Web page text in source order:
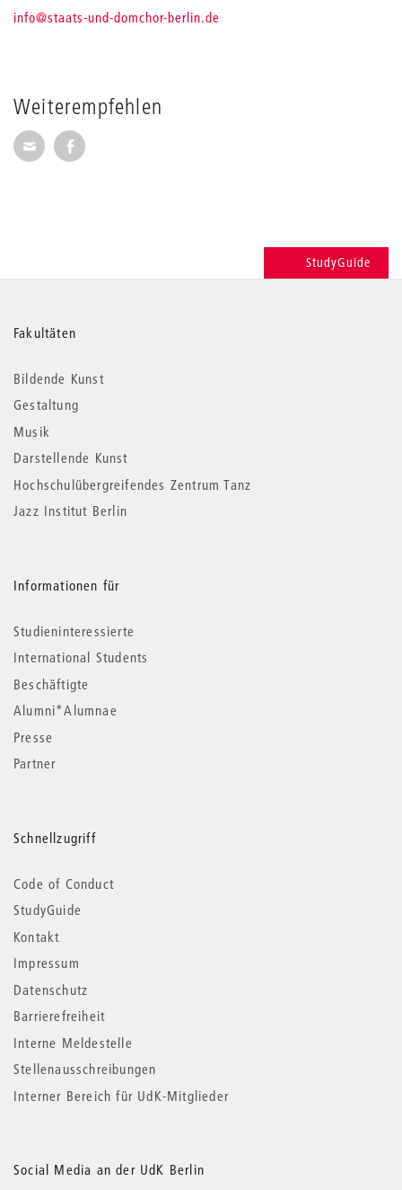
Weiterempfehlen
Seite per E-Mail weiterempfehlen
Seite auf Facebook weiterempfehlen
info_
@staats-und-domchor-berlin.de
StudyGuide
Weitere
Informationen
Fakultäten
Bildende Kunst
Gestaltung
Musik
Darstellende Kunst
Hochschulübergreifendes Zentrum Tanz
Jazz Institut Berlin
Informationen für
Studieninteressierte
International Students
Beschäftigte
Alumni*Alumnae
Presse
Partner
Schnellzugriff
Code of Conduct
StudyGuide
Kontakt
Impressum
Datenschutz
Barrierefreiheit
Interne Meldestelle
Stellenausschreibungen
Interner Bereich für UdK-Mitglieder
Social Media an der UdK Berlin